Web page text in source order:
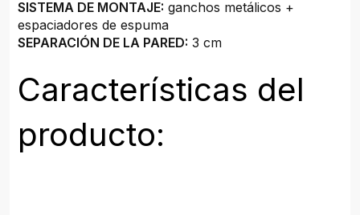
SISTEMA DE MONTAJE: ganchos metálicos +
espaciadores de espuma
SEPARACIÓN DE LA PARED: 3 cm
Características del
producto: